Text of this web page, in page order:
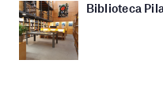
Biblioteca